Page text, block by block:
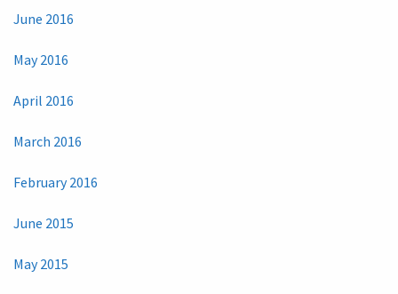
June 2016
May 2016
April 2016
March 2016
February 2016
June 2015
May 2015